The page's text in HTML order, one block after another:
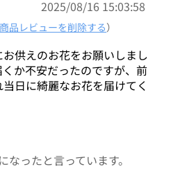
2025/08/16 15:03:58
品レビューを削除する）
供えのお花をお願いしまし
か不安だったのですが、前
日に綺麗なお花を届けてく
なったと言っています。